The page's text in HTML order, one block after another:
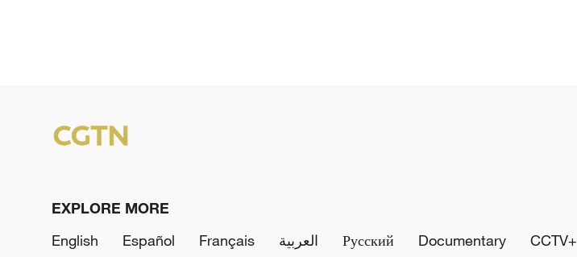
EXPLORE MORE
English
Español Français العربية Русский Documentary CCTV+